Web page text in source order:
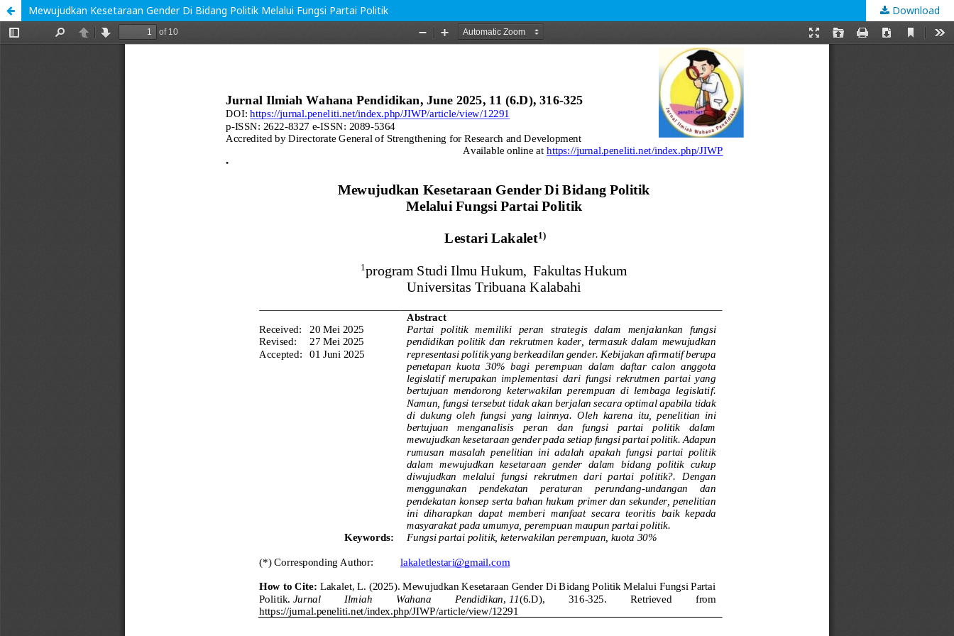
Mewujudkan Kesetaraan Gender Di Bidang Politik Melalui Fungsi Partai Politik Download